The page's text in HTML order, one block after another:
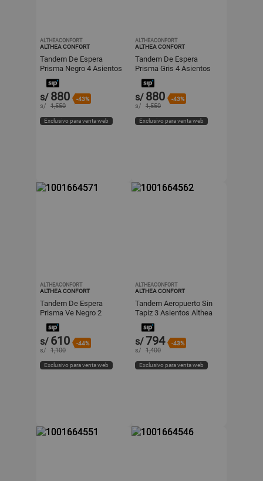
ALTHEACONFORT
ALTHEA CONFORT
Tandem De Espera
Prisma Negro 4 Asientos
Estructura Gris Althea
Confort
s/ 880 -43%
s/ 1,550
Exclusivo para venta web
ALTHEACONFORT
ALTHEA CONFORT
Tandem De Espera
Prisma Gris 4 Asientos
Estructura Gris Althea
Confort
s/ 880 -43%
s/ 1,550
Exclusivo para venta web
ALTHEACONFORT
ALTHEA CONFORT
Tandem De Espera
Prisma Ve Negro 2
Asientos Estructura Gris
Althea Confort
s/ 610 -44%
s/ 1,100
Exclusivo para venta web
ALTHEACONFORT
ALTHEA CONFORT
Tandem Aeropuerto Sin
Tapiz 3 Asientos Althea
Confort
s/794 -43%
s/ 1,400
Exclusivo para venta web